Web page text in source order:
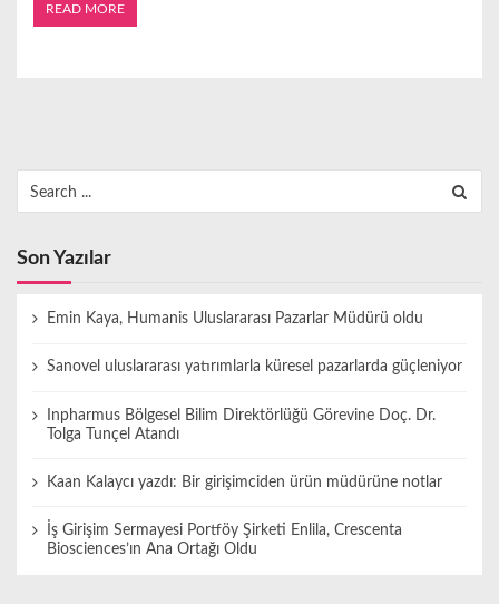
READ MORE
for:
Son Yazılar
Emin Kaya, Humanis Uluslararası Pazarlar Müdürü oldu
Sanovel uluslararası yatırımlarla küresel pazarlarda güçleniyor
Inpharmus Bölgesel Bilim Direktörlüğü Görevine Doç. Dr.
Tolga Tunçel Atandı
Kaan Kalaycı yazdı: Bir girişimciden ürün müdürüne notlar
İş Girişim Sermayesi Portföy Şirketi Enlila, Crescenta
Biosciences’ın Ana Ortağı Oldu